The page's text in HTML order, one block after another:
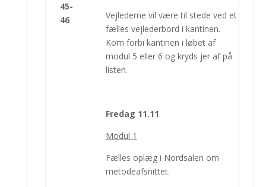
45-
46
Vejlederne vil være til stede ved et
fælles vejlederbord i kantinen.
Kom forbi kantinen i løbet af
modul 5 eller 6 og kryds jer af på
listen.
Fredag 11.11
Modul 1
Fælles oplæg i Nordsalen om
metodeafsnittet.